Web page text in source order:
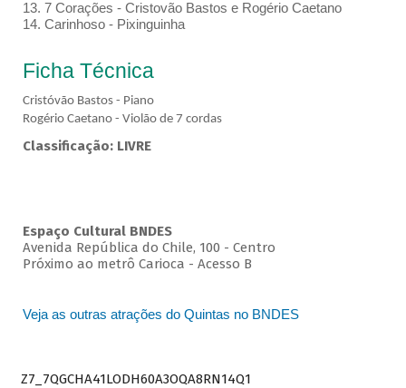
13. 7 Corações - Cristovão Bastos e Rogério Caetano
14. Carinhoso - Pixinguinha
Ficha Técnica
Cristóvão Bastos - Piano
Rogério Caetano - Violão de 7 cordas
Classificação: LIVRE
Espaço Cultural BNDES
Avenida República do Chile, 100 - Centro
Próximo ao metrô Carioca - Acesso B
Veja as outras atrações do Quintas no BNDES
Z7_7QGCHA41LODH60A3OQA8RN14Q1